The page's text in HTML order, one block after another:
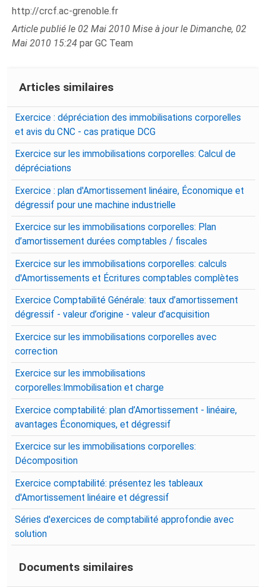
http://crcf.ac-grenoble.fr
Article publié le 02 Mai 2010 Mise à jour le Dimanche, 02
Mai 2010 15:24par GC Team
Articles similaires
Exercice : dépréciation des immobilisations corporelles
et avis du CNC - cas pratique DCG
Exercice sur les immobilisations corporelles: Calcul de
dépréciations
Exercice : plan d'Amortissement linéaire, Économique et
dégressif pour une machine industrielle
Exercice sur les immobilisations corporelles: Plan
d’amortissement durées comptables / fiscales
Exercice sur les immobilisations corporelles: calculs
d'Amortissements et Écritures comptables complètes
Exercice Comptabilité Générale: taux d’amortissement
dégressif - valeur d’origine - valeur d’acquisition
Exercice sur les immobilisations corporelles avec
correction
Exercice sur les immobilisations
corporelles:Immobilisation et charge
Exercice comptabilité: plan d’Amortissement - linéaire,
avantages Économiques, et dégressif
Exercice sur les immobilisations corporelles:
Décomposition
Exercice comptabilité: présentez les tableaux
d'Amortissement linéaire et dégressif
Séries d'exercices de comptabilité approfondie avec
solution
Documents similaires